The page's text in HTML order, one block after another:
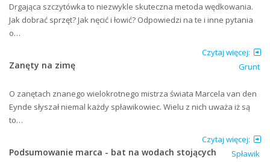
Drgająca szczytówka to niezwykle skuteczna metoda wędkowania.
Jak dobrać sprzęt? Jak nęcić i łowić? Odpowiedzi na te i inne pytania
o…
Czytaj więcej:
Grunt
Zanęty na zimę
O zanętach znanego wielokrotnego mistrza świata Marcela van den
Eynde słyszał niemal każdy spławikowiec. Wielu z nich uważa iż są
to…
Czytaj więcej:
Spławik
Podsumowanie marca - bat na wodach stojących